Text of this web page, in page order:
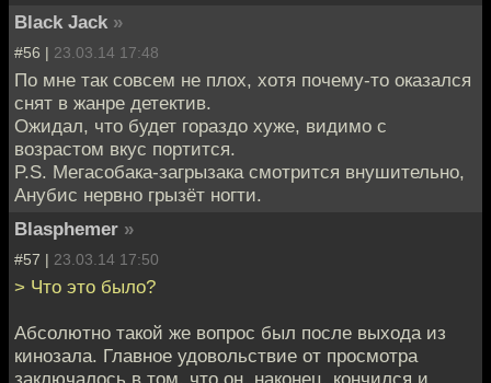
Black Jack »
#56 | 23.03.14 17:48
По мне так совсем не плох, хотя почему-то оказался
снят в жанре детектив.
Ожидал, что будет гораздо хуже, видимо с
возрастом вкус портится.
P.S. Мегасобака-загрызака смотрится внушительно,
Анубис нервно грызёт ногти.
Blasphemer »
#57 | 23.03.14 17:50
> Что это было?
Абсолютно такой же вопрос был после выхода из
кинозала. Главное удовольствие от просмотра
заключалось в том, что он, наконец, кончился и